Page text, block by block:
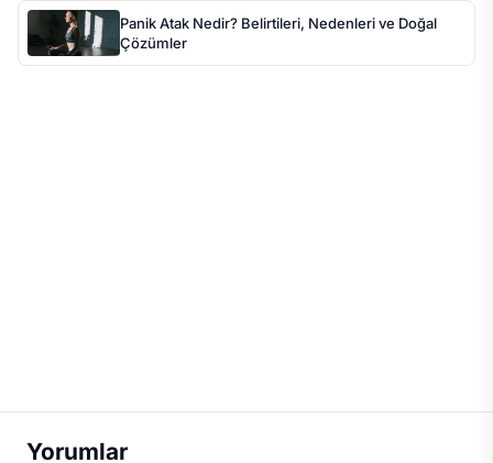
Panik Atak Nedir? Belirtileri, Nedenleri ve Doğal
Çözümler
Yorumlar